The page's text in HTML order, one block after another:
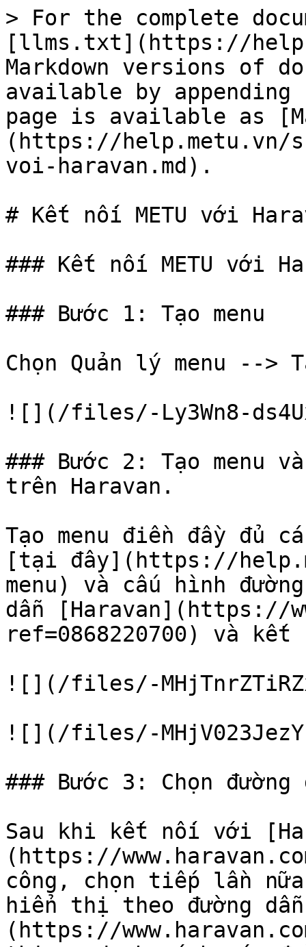
> For the complete
[llms.txt](https://
Markdown versions of
available by
page is available as
(https://help.metu.vn/
voi-haravan.md).
# Kết nối METU với
### Kết nối METU với
### Bước 1: Tạo menu
Chọn Quản lý menu -->
![](/files/-Ly3Wn8-
### Bước 2: Tạo menu
trên Haravan.
Tạo menu điền đầy đủ
[tại đây](https://
menu) và cấu hình
dẫn [Haravan](https://
ref=0868220700) và
![](/files/-
![](/files/-
### Bước 3: Chọn
Sau khi kết nối với
(https://
công, chọn tiếp lần
hiển thị theo đường
(https://